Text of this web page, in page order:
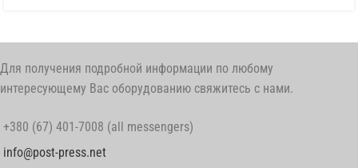
Для получения подробной информации по любому
интересующему Вас оборудованию свяжитесь с нами.
+380 (67) 401-7008 (all messengers)
info@post-press.net